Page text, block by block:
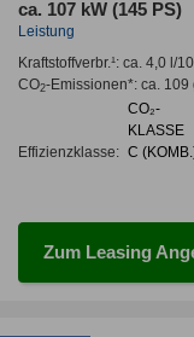
ca. 107 kW (145 PS)
Leistung
Kraftstoffverbr.¹: ca. 4,0 l/
CO2-Emissionen*: ca. 109
Effizienzklasse:
CO₂-
KLASSE
C
Zum Leasing